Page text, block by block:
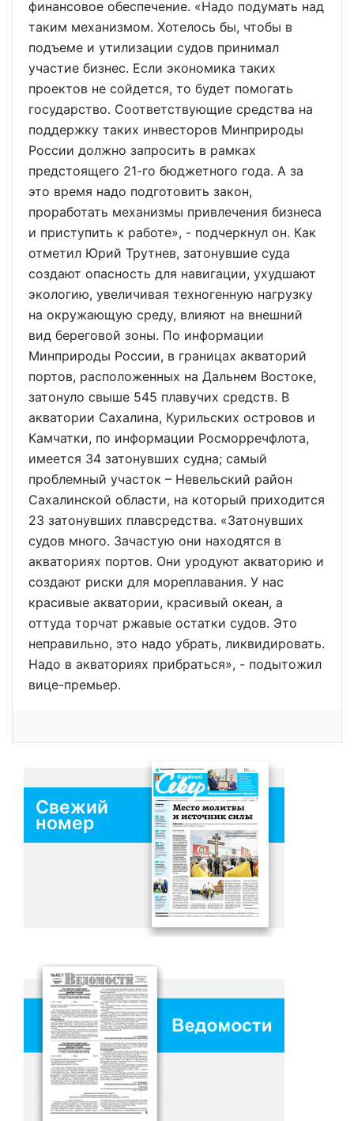
финансовое обеспечение. «Надо подумать над
таким механизмом. Хотелось бы, чтобы в
подъеме и утилизации судов принимал
участие бизнес. Если экономика таких
проектов не сойдется, то будет помогать
государство. Соответствующие средства на
поддержку таких инвесторов Минприроды
России должно запросить в рамках
предстоящего 21-го бюджетного года. А за
это время надо подготовить закон,
проработать механизмы привлечения бизнеса
и приступить к работе», - подчеркнул он. Как
отметил Юрий Трутнев, затонувшие суда
создают опасность для навигации, ухудшают
экологию, увеличивая техногенную нагрузку
на окружающую среду, влияют на внешний
вид береговой зоны. По информации
Минприроды России, в границах акваторий
портов, расположенных на Дальнем Востоке,
затонуло свыше 545 плавучих средств. В
акватории Сахалина, Курильских островов и
Камчатки, по информации Росморречфлота,
имеется 34 затонувших судна; самый
проблемный участок – Невельский район
Сахалинской области, на который приходится
23 затонувших плавсредства. «Затонувших
судов много. Зачастую они находятся в
акваториях портов. Они уродуют акваторию и
создают риски для мореплавания. У нас
красивые акватории, красивый океан, а
оттуда торчат ржавые остатки судов. Это
неправильно, это надо убрать, ликвидировать.
Надо в акваториях прибраться», - подытожил
вице-премьер.
Свежий
номер